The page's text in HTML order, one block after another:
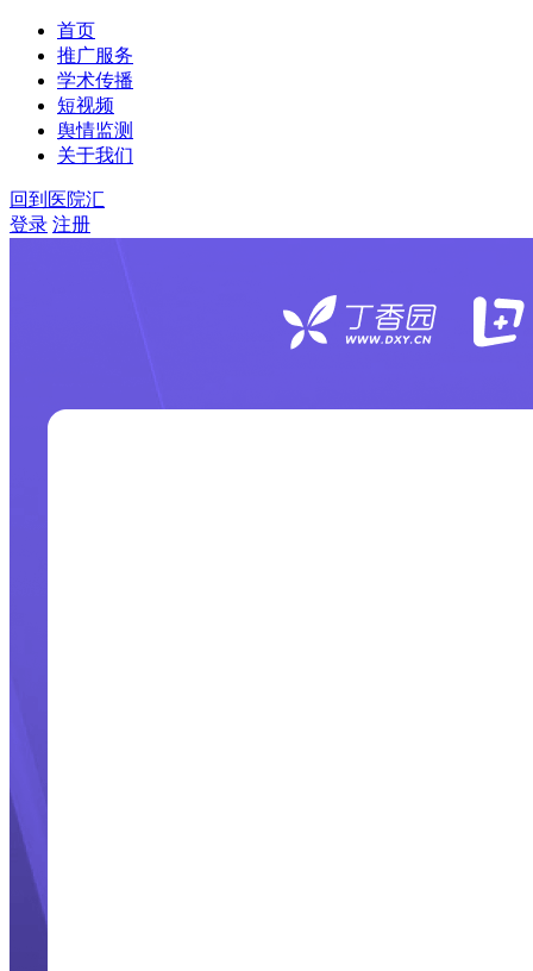
首页
推广服务
学术传播
短视频
舆情监测
关于我们
回到医院汇
登录 注册